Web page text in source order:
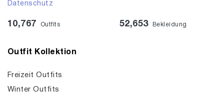
Datenschutz
10,767 Outfits 52,653 Bekleidung
Outfit Kollektion
Freizeit Outfits
Winter Outfits